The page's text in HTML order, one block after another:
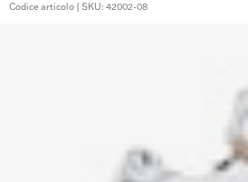
Codice articolo | SKU: 42002-08